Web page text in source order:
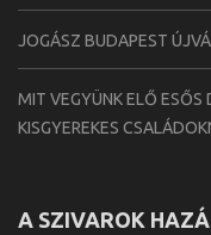
JOGÁSZ BUDAPEST
MIT VEGYÜNK ELŐ ESŐS
KISGYEREKES
A SZIVAROK